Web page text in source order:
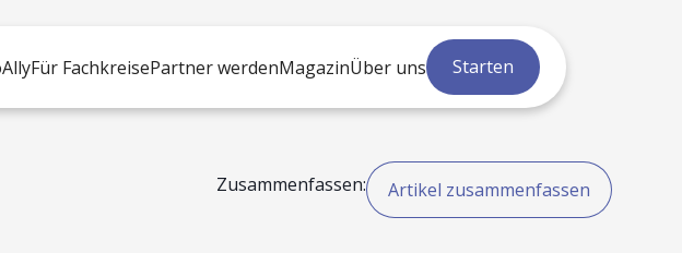
Für FachkreisePartner werdenMagazinÜber uns Starten
Zusammenfassen:
Artikel zusammenfassen